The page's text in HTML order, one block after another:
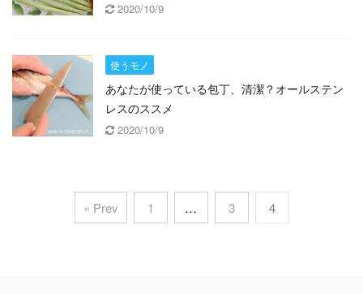
2020/10/9
使うモノ
あなたが使っている包丁、清潔？オールステン
レスのススメ
2020/10/9
« Prev 1 … 3 4